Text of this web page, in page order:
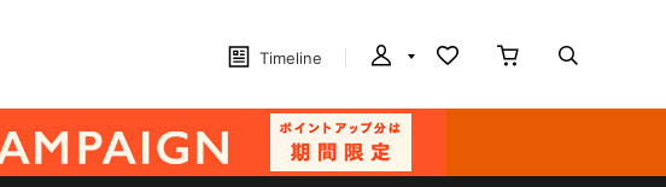
Timeline